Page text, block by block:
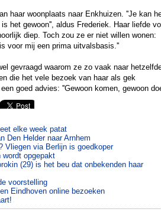
haar woonplaats naar Enkhuizen. ''Je kan
het gewoon'', aldus Frederiek. Haar liefde
diep. Toch zou ze er niet willen wonen:
voor mij een prima uitvalsbasis.''
gevraagd waarom ze zo vaak naar
die het vele bezoek van haar als gek
goed advies: ''Gewoon komen, gewoon
elke week patat
Den Helder naar Arnhem
Vliegen via Berlijn is goedkoper
opgepakt
(29) is het beu dat onbekenden haar
voorstelling
Eindhoven online bezoeken